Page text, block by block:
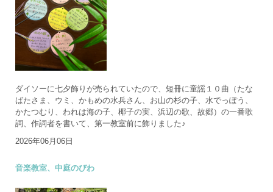
ダイソーに七夕飾りが売られていたので、短冊に童謡１０曲（たな
ばたさま、ウミ、かもめの水兵さん、お山の杉の子、水でっぽう、
かたつむり、われは海の子、椰子の実、浜辺の歌、故郷）の一番歌
詞、作詞者を書いて、第一教室前に飾りました♪
2026年06月06日
音楽教室、中庭のびわ